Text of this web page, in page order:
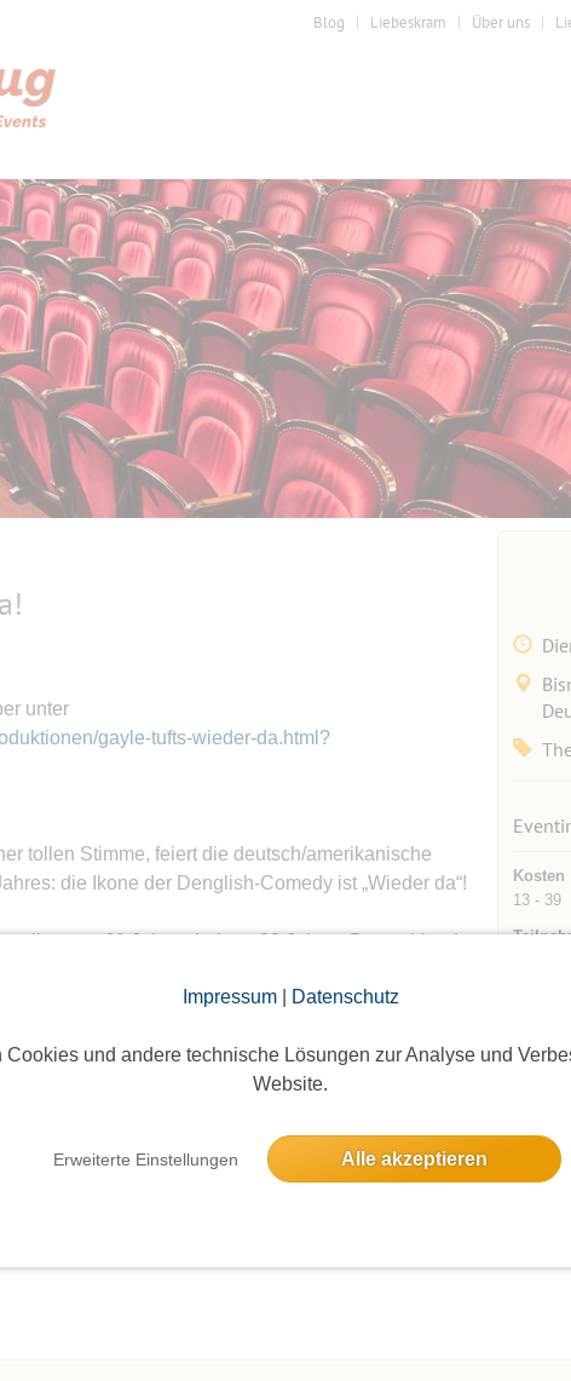
Impressum| Datenschutz
Cookies und andere technische Lösungen zur Analyse und
Website.
Erweiterte Einstellungen Alle akzeptieren
Blog Liebeskram Über uns
unter
gayle-tufts-wieder-da.html?
tollen Stimme, feiert die deutsch/amerikanische
die Ikone der Denglish-Comedy ist „Wieder da“!
aus 60 Jahren Leben, 30 Jahren Deutschland
ihrem very begabten Pianisten, Komponisten und
Marian Lux.
Mitglieder sichtbar. Log dich ein oder melde dich
Kosten
13 - 39
Events